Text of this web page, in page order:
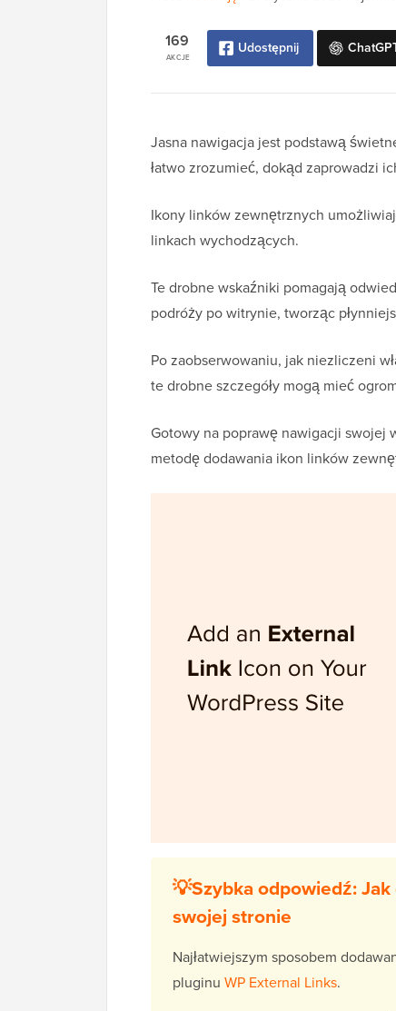
AKCJE
169 Udostępnij
Jasna nawigacja jest podstawą
łatwo zrozumieć, dokąd zaprowadzi
Ikony linków zewnętrznych
linkach wychodzących.
Te drobne wskaźniki pomagają
podróży po witrynie, tworząc
Po zaobserwowaniu, jak niezliczeni
te drobne szczegóły mogą mieć
Gotowy na poprawę nawigacji swojej
metodę dodawania ikon linków
💡Szybka odpowiedź:
swojej stronie
Najłatwiejszym sposobem
pluginu WP External Links.